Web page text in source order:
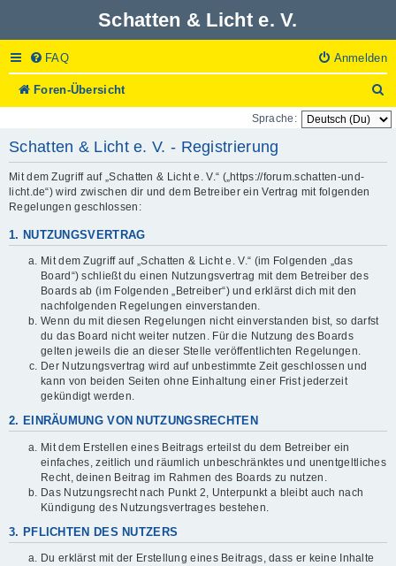
Schatten & Licht e. V.
FAQ Anmelden
Foren-Übersicht
u
c
Sprache:
Schatten & Licht e. V. - Registrierung
Mit dem Zugriff auf „Schatten & Licht e. V.“ („https://forum.schatten-und-
licht.de“) wird zwischen dir und dem Betreiber ein Vertrag mit folgenden
Regelungen geschlossen:
1. NUTZUNGSVERTRAG
Mit dem Zugriff auf „Schatten & Licht e. V.“ (im Folgenden „das
Board“) schließt du einen Nutzungsvertrag mit dem Betreiber des
Boards ab (im Folgenden „Betreiber“) und erklärst dich mit den
nachfolgenden Regelungen einverstanden.
Wenn du mit diesen Regelungen nicht einverstanden bist, so darfst
du das Board nicht weiter nutzen. Für die Nutzung des Boards
gelten jeweils die an dieser Stelle veröffentlichten Regelungen.
Der Nutzungsvertrag wird auf unbestimmte Zeit geschlossen und
kann von beiden Seiten ohne Einhaltung einer Frist jederzeit
gekündigt werden.
2. EINRÄUMUNG VON NUTZUNGSRECHTEN
Mit dem Erstellen eines Beitrags erteilst du dem Betreiber ein
einfaches, zeitlich und räumlich unbeschränktes und unentgeltliches
Recht, deinen Beitrag im Rahmen des Boards zu nutzen.
Das Nutzungsrecht nach Punkt 2, Unterpunkt a bleibt auch nach
Kündigung des Nutzungsvertrages bestehen.
3. PFLICHTEN DES NUTZERS
Du erklärst mit der Erstellung eines Beitrags, dass er keine Inhalte